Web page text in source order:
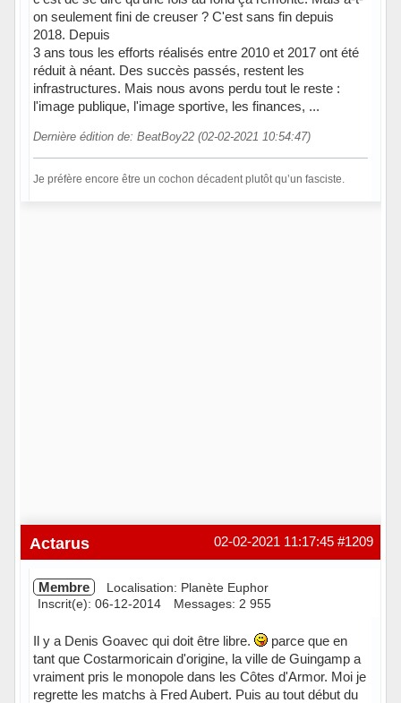
on seulement fini de creuser ? C'est sans fin depuis
2018. Depuis
3 ans tous les efforts réalisés entre 2010 et 2017 ont été
réduit à néant. Des succès passés, restent les
infrastructures. Mais nous avons perdu tout le reste :
l'image publique, l'image sportive, les finances, ...
Dernière édition de: BeatBoy22 (02-02-2021 10:54:47)
Je préfère encore être un cochon décadent plutôt qu’un fasciste.
#1209
02-02-2021 11:17:45
Actarus
Membre
Localisation: Planète Euphor
Inscrit(e): 06-12-2014
Messages: 2 955
Il y a Denis Goavec qui doit être libre.
parce que en
tant que Costarmoricain d'origine, la ville de Guingamp a
vraiment pris le monopole dans les Côtes d'Armor. Moi je
regrette les matchs à Fred Aubert. Puis au tout début du